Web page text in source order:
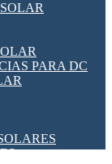
PARA DC